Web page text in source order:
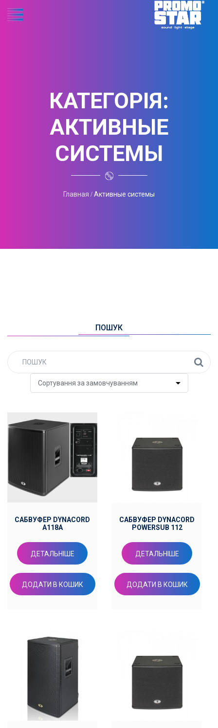
КАТЕГОРІЯ:
АКТИВНЫЕ
СИСТЕМЫ
Главная Активные системы
САБВУФЕР DYNACORD
A118A
ДЕТАЛЬНІШЕ
ДОДАТИ В КОШИК
САБВУФЕР DYNACORD
POWERSUB 112
ДЕТАЛЬНІШЕ
ДОДАТИ В КОШИК
ПОШУК